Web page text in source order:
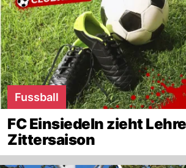
Fussball
FC Einsiedeln zieht
Zittersaison